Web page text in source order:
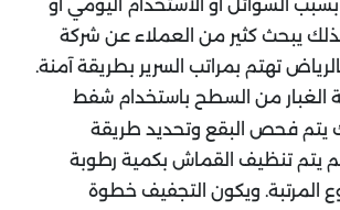
السوائل أو الاستخدام اليومي أو
يبحث كثير من العملاء عن شركة
تهتم بمراتب السرير بطريقة آمنة.
الغبار من السطح باستخدام شفط
يتم فحص البقع وتحديد طريقة
يتم تنظيف القماش بكمية رطوبة
المرتبة. ويكون التجفيف خطوة